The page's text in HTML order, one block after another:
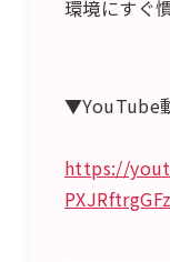
環境にすぐ
▼YouTube
https://
PXJRftrgGFz